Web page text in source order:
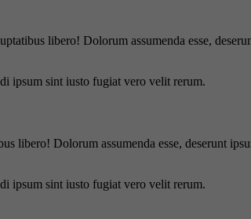
libero! Dolorum assumenda esse,
ipsum sint iusto fugiat vero velit rerum.
libero! Dolorum assumenda esse, deserunt
ipsum sint iusto fugiat vero velit rerum.